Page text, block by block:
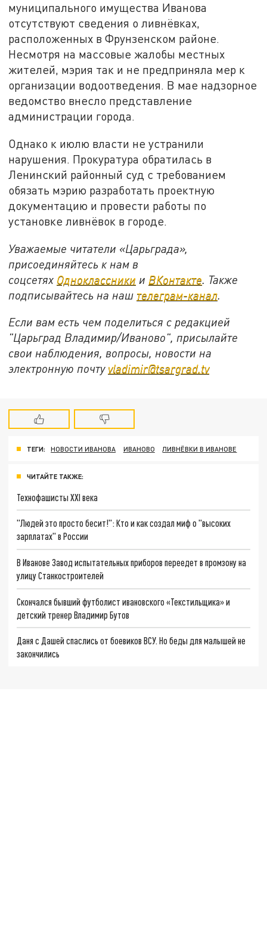
муниципального имущества Иванова
отсутствуют сведения о ливнёвках,
расположенных в Фрунзенском районе.
Несмотря на массовые жалобы местных
жителей, мэрия так и не предприняла мер к
организации водоотведения. В мае надзорное
ведомство внесло представление
администрации города.
Однако к июлю власти не устранили
нарушения. Прокуратура обратилась в
Ленинский районный суд с требованием
обязать мэрию разработать проектную
документацию и провести работы по
установке ливнёвок в городе.
Уважаемые читатели «Царьграда»,
присоединяйтесь к нам в
соцсетях Одноклассники и ВКонтакте . Также
подписывайтесь на наш телеграм-канал
Если вам есть чем поделиться с редакцией
"Царьград Владимир/Иваново", присылайте
свои наблюдения, вопросы, новости на
электронную почту vladimir@tsargrad.tv
ТЕГИ: НОВОСТИ ИВАНОВА ИВАНОВО ЛИВНЁВКИ В ИВАНОВЕ
ЧИТАЙТЕ ТАКЖЕ:
Технофашисты XXI века
"Людей это просто бесит!": Кто и как создал миф о "высоких
зарплатах" в России
В Иванове Завод испытательных приборов переедет в промзону на
улицу Станкостроителей
Скончался бывший футболист ивановского «Текстильщика» и
детский тренер Владимир Бутов
Даня с Дашей спаслись от боевиков ВСУ. Но беды для малышей не
закончились